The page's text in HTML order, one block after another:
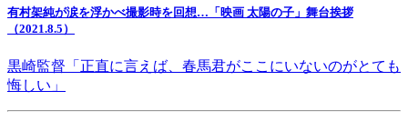
有村架純が涙を浮かべ撮影時を回想…「映画 太陽の子」舞台挨拶
（2021.8.5）
黒崎監督「正直に言えば、春馬君がここにいないのがとても
悔しい」